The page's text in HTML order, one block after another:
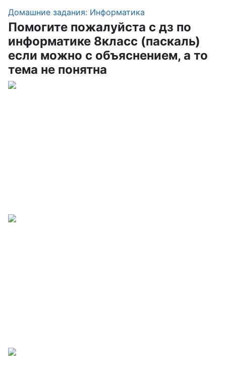
Домашние задания: Информатика
Помогите пожалуйста с дз по
информатике 8класс (паскаль)
если можно с объяснением, а то
тема не понятна